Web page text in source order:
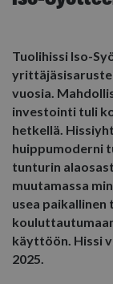
Tuolihissi Iso-
vuosia.
investointi tuli
hetkellä.
huippumoderni
tunturin
muutamassa
usea paikallinen
käyttöön. Hissi
2025.